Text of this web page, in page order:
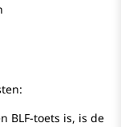
BLF-toets is, is de